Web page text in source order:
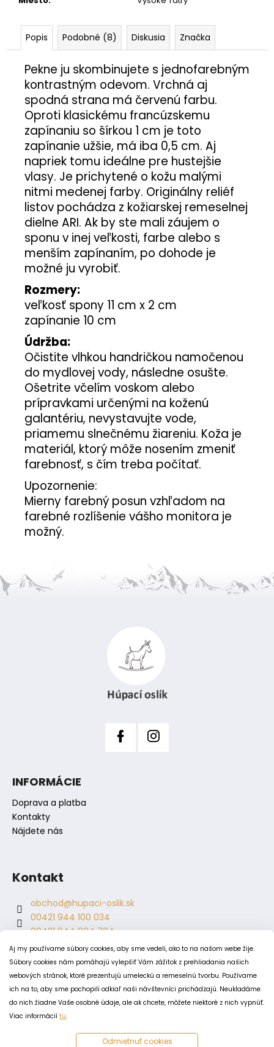
Aj my používame súbory cookies, aby sme vedeli, ako to na našom webe žije.
Súbory cookies nám pomáhajú vylepšiť Vám zážitok z prehliadania našich
webových stránok, ktoré prezentujú umeleckú a remeselnú tvorbu. Používame
ich na to, aby sme pochopili odkiaľ naši návštevníci prichádzajú. Neukladáme
do nich žiadne Vaše osobné údaje, ale ak chcete, môžete niektoré z nich vypnúť.
Viac informácií tu.
Odmietnuť cookies
Popis Podobné (8) Diskusia Značka
Pekne ju skombinujete s jednofarebným
kontrastným odevom. Vrchná aj
spodná strana má červenú farbu.
Oproti klasickému francúzskemu
zapínaniu so šírkou 1 cm je toto
zapínanie užšie, má iba 0,5 cm. Aj
napriek tomu ideálne pre hustejšie
vlasy. Je prichytené o kožu malými
nitmi medenej farby. Originálny reliéf
listov pochádza z kožiarskej remeselnej
dielne ARI. Ak by ste mali záujem o
sponu v inej veľkosti, farbe alebo s
menším zapínaním, po dohode je
možné ju vyrobiť.
Rozmery:
veľkosť spony 11 cm x 2 cm
zapínanie 10 cm
Údržba:
Očistite vlhkou handričkou namočenou
do mydlovej vody, následne osušte.
Ošetrite včelím voskom alebo
prípravkami určenými na koženú
galantériu, nevystavujte vode,
priamemu slnečnému žiareniu. Koža je
materiál, ktorý môže nosením zmeniť
farebnosť, s čím treba počítať.
Upozornenie:
Mierny farebný posun vzhľadom na
farebné rozlíšenie vášho monitora je
možný.
INFORMÁCIE
Doprava a platba
Kontakty
Nájdete nás
Kontakt
obchod@hupaci-oslik.sk
00421 944 100 034
00421 944 904 704
hupaci.oslik
dagmar.juricova
PODMIENKY
Obchodné podmienky
Odstúpenie od zmluvy